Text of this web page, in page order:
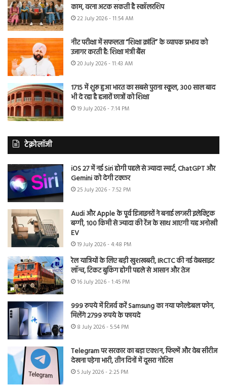
काम, वरना अटक सकती है स्कॉलरशिप
22 July 2026 - 11:54 AM
नीट परीक्षा में सफलता “शिक्षा क्रांति” के व्यापक प्रभाव को
उजागर करती है: शिक्षा मंत्री बैंस
20 July 2026 - 11:43 AM
1715 में शुरू हुआ भारत का सबसे पुराना स्कूल, 300 साल बाद
भी दे रहा है हजारों छात्रों को शिक्षा
19 July 2026 - 7:14 PM
टेक्नोलॉजी
iOS 27 में नई Siri होगी पहले से ज्यादा स्मार्ट, ChatGPT और
Gemini को देगी टक्कर
25 July 2026 - 7:52 PM
Audi और Apple के पूर्व डिजाइनरों ने बनाई लग्जरी इलेक्ट्रिक
बग्गी, 100 किमी से ज्यादा की रेंज के साथ आएगी यह अनोखी
EV
19 July 2026 - 4:48 PM
रेल यात्रियों के लिए बड़ी खुशखबरी, IRCTC की नई वेबसाइट
लॉन्च, टिकट बुकिंग होगी पहले से आसान और तेज
16 July 2026 - 1:45 PM
999 रुपये में रिजर्व करें Samsung का नया फोल्डेबल फोन,
मिलेंगे 2799 रुपये के फायदे
8 July 2026 - 5:54 PM
Telegram पर सरकार का बड़ा एक्शन, फिल्में और वेब सीरीज
देखना पड़ेगा भारी, तीन दिनों में दूसरा नोटिस
5 July 2026 - 2:25 PM